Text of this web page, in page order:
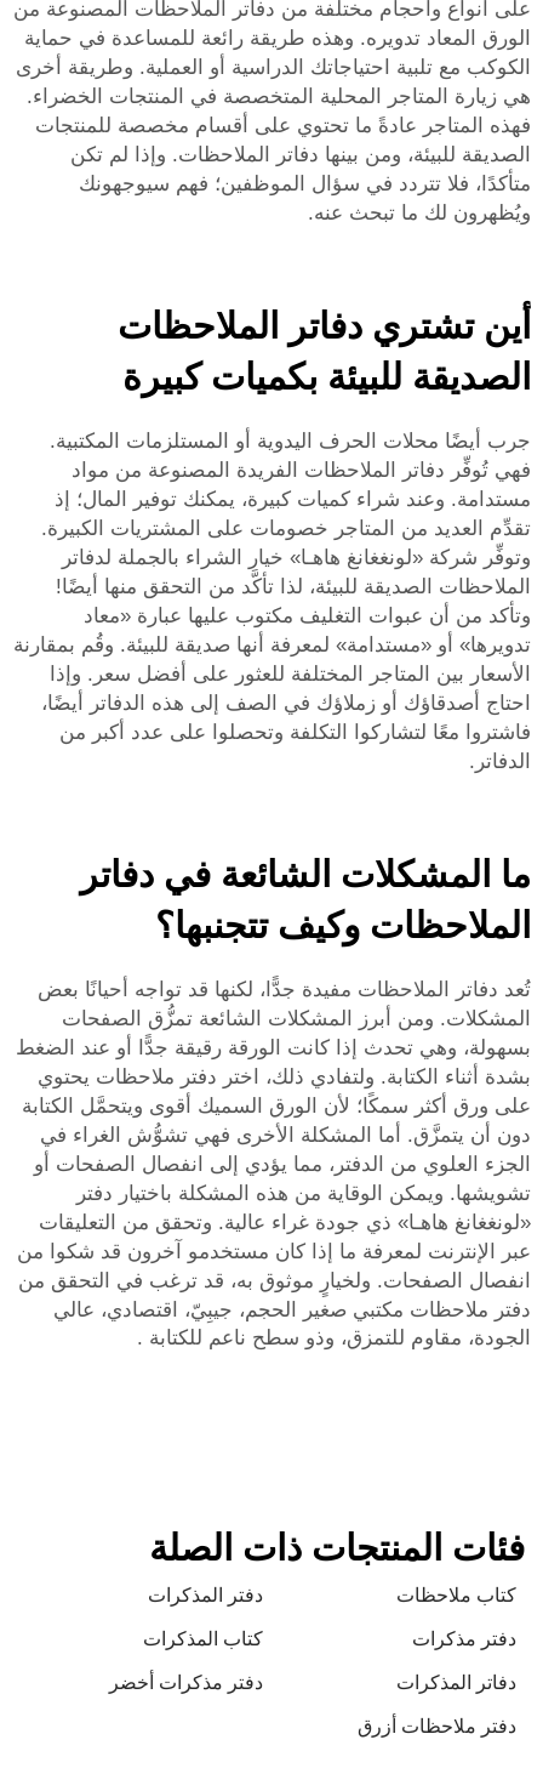
على أنواع وأحجام مختلفة من دفاتر الملاحظات المصنوعة من
الورق المعاد تدويره. وهذه طريقة رائعة للمساعدة في حماية
الكوكب مع تلبية احتياجاتك الدراسية أو العملية. وطريقة أخرى
هي زيارة المتاجر المحلية المتخصصة في المنتجات الخضراء.
فهذه المتاجر عادةً ما تحتوي على أقسام مخصصة للمنتجات
الصديقة للبيئة، ومن بينها دفاتر الملاحظات. وإذا لم تكن
متأكدًا، فلا تتردد في سؤال الموظفين؛ فهم سيوجهونك
ويُظهرون لك ما تبحث عنه.
أين تشتري دفاتر الملاحظات
الصديقة للبيئة بكميات كبيرة
جرب أيضًا محلات الحرف اليدوية أو المستلزمات المكتبية.
فهي تُوفِّر دفاتر الملاحظات الفريدة المصنوعة من مواد
مستدامة. وعند شراء كميات كبيرة، يمكنك توفير المال؛ إذ
تقدِّم العديد من المتاجر خصومات على المشتريات الكبيرة.
وتوفِّر شركة «لونغغانغ هاهـا» خيار الشراء بالجملة لدفاتر
الملاحظات الصديقة للبيئة، لذا تأكَّد من التحقق منها أيضًا!
وتأكد من أن عبوات التغليف مكتوب عليها عبارة «معاد
تدويرها» أو «مستدامة» لمعرفة أنها صديقة للبيئة. وقُم بمقارنة
الأسعار بين المتاجر المختلفة للعثور على أفضل سعر. وإذا
احتاج أصدقاؤك أو زملاؤك في الصف إلى هذه الدفاتر أيضًا،
فاشتروا معًا لتشاركوا التكلفة وتحصلوا على عدد أكبر من
الدفاتر.
ما المشكلات الشائعة في دفاتر
الملاحظات وكيف تتجنبها؟
تُعد دفاتر الملاحظات مفيدة جدًّا، لكنها قد تواجه أحيانًا بعض
المشكلات. ومن أبرز المشكلات الشائعة تمزُّق الصفحات
بسهولة، وهي تحدث إذا كانت الورقة رقيقة جدًّا أو عند الضغط
بشدة أثناء الكتابة. ولتفادي ذلك، اختر دفتر ملاحظات يحتوي
على ورق أكثر سمكًا؛ لأن الورق السميك أقوى ويتحمَّل الكتابة
دون أن يتمزَّق. أما المشكلة الأخرى فهي تشوُّش الغراء في
الجزء العلوي من الدفتر، مما يؤدي إلى انفصال الصفحات أو
تشويشها. ويمكن الوقاية من هذه المشكلة باختيار دفتر
«لونغغانغ هاهـا» ذي جودة غراء عالية. وتحقق من التعليقات
عبر الإنترنت لمعرفة ما إذا كان مستخدمو آخرون قد شكوا من
انفصال الصفحات. ولخيارٍ موثوق به، قد ترغب في التحقق من
دفتر ملاحظات مكتبي صغير الحجم، جيبِيّ، اقتصادي، عالي
الجودة، مقاوم للتمزق، وذو سطح ناعم للكتابة .
فئات المنتجات ذات الصلة
كتاب ملاحظات دفتر المذكرات
دفتر مذكرات كتاب المذكرات
دفاتر المذكرات دفتر مذكرات أخضر
دفتر ملاحظات أزرق